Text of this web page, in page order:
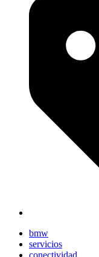
bmw
servicios
conectividad